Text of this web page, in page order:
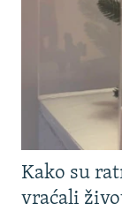
Kako su
vraćali